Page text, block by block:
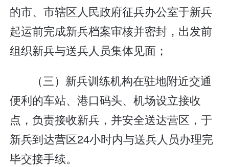
的市、市辖区人民政府征兵办公室于新兵
起运前完成新兵档案审核并密封，出发前
组织新兵与送兵人员集体见面；
（三）新兵训练机构在驻地附近交通
便利的车站、港口码头、机场设立接收
点，负责接收新兵，并安全送达营区，于
新兵到达营区24小时内与送兵人员办理完
毕交接手续。